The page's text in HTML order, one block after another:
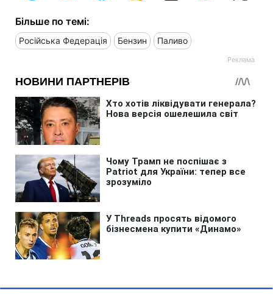
Більше по темі:
Російська Федерація Бензин Паливо